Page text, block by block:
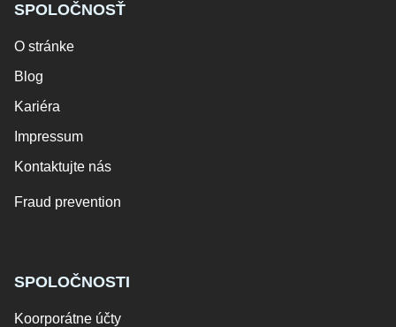
SPOLOČNOSŤ
O stránke
Blog
Kariéra
Impressum
Kontaktujte nás
Fraud prevention
SPOLOČNOSTI
Koorporátne účty